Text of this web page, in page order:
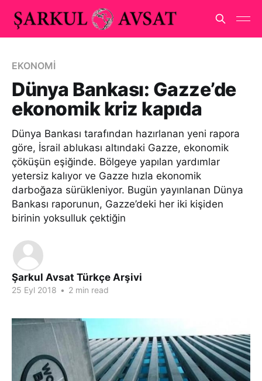
EKONOMİ
Dünya Bankası: Gazze’de
ekonomik kriz kapıda
Dünya Bankası tarafından hazırlanan yeni rapora
göre, İsrail ablukası altındaki Gazze, ekonomik
çöküşün eşiğinde. Bölgeye yapılan yardımlar
yetersiz kalıyor ve Gazze hızla ekonomik
darboğaza sürükleniyor. Bugün yayınlanan Dünya
Bankası raporunun, Gazze’deki her iki kişiden
birinin yoksulluk çektiğin
Şarkul Avsat Türkçe Arşivi
25 Eyl 2018 • 2 min read